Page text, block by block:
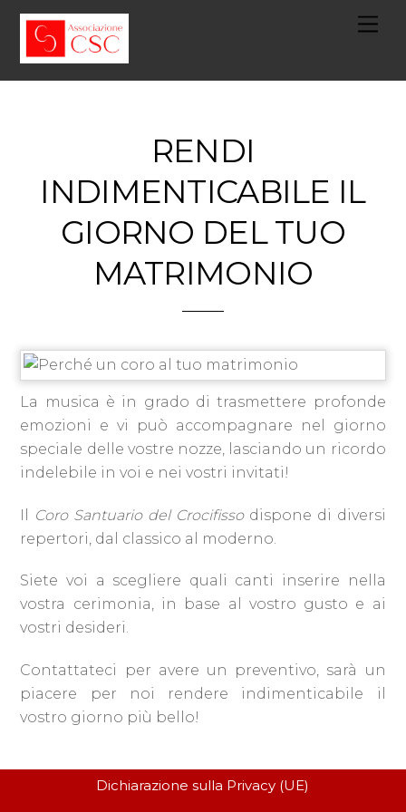
Skip
content
RENDI
INDIMENTICABILE IL
GIORNO DEL TUO
MATRIMONIO
La musica è in grado di trasmettere profonde
emozioni e vi può accompagnare nel giorno
speciale delle vostre nozze, lasciando un ricordo
indelebile in voi e nei vostri invitati!
Il Coro Santuario del Crocifissodispone di diversi
repertori, dal classico al moderno.
Siete voi a scegliere quali canti inserire nella
vostra cerimonia, in base al vostro gusto e ai
vostri desideri.
Contattateci per avere un preventivo, sarà un
piacere per noi rendere indimenticabile il
vostro giorno più bello!
Dichiarazione sulla Privacy (UE)